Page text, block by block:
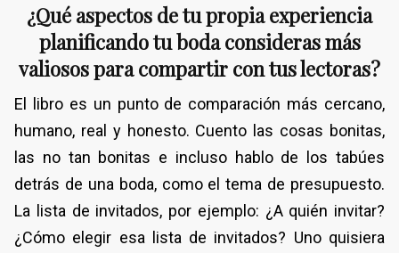
¿Qué aspectos de tu propia experiencia
planificando tu boda consideras más
valiosos para compartir con tus lectoras?
El libro es un punto de comparación más cercano,
humano, real y honesto. Cuento las cosas bonitas,
las no tan bonitas e incluso hablo de los tabúes
detrás de una boda, como el tema de presupuesto.
La lista de invitados, por ejemplo: ¿A quién invitar?
¿Cómo elegir esa lista de invitados? Uno quisiera